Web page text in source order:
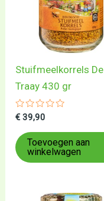
Stuifmeelkorrels De
Traay 430 gr
Gewaardeerd
uit
5
€ 39,90
Toevoegen aan
winkelwagen